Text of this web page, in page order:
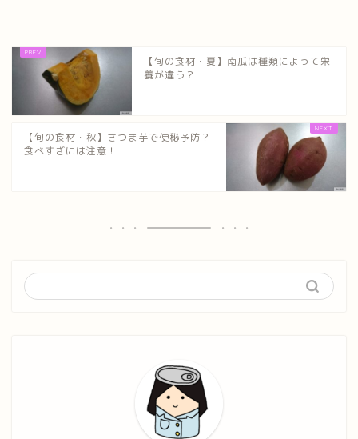
【旬の食材・夏】南瓜は種類によって栄
養が違う？
【旬の食材・秋】さつま芋で便秘予防？
食べすぎには注意！